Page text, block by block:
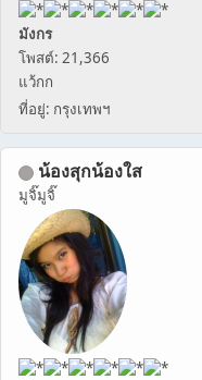
มังกร
โพสต์: 21,366
แว้กก
ที่อยู่: กรุงเทพฯ
น้องสุกน้องใส
มูจิ๊มูจิ๊